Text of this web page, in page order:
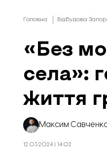
Головна Відбудова
«Без
села»:
життя
Максим
12.03.2024 | 14:02